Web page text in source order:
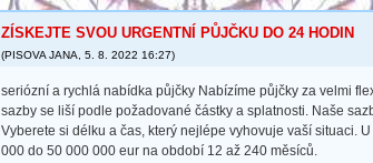
ZÍSKEJTE SVOU URGENTNÍ PŮJČKU DO 24 HODIN
(PISOVA JANA 5. 8. 2022 16:27)
seriózní a rychlá nabídka půjčky Nabízíme půjčky za velmi
sazby se liší podle požadované částky a splatnosti. Naše
Vyberete si délku a čas, který nejlépe vyhovuje vaší situaci.
000 do 50 000 000 eur na období 12 až 240 měsíců.